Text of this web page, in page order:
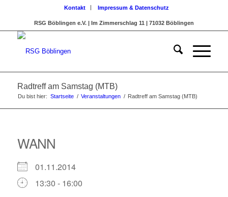
Kontakt Impressum & Datenschutz
RSG Böblingen e.V. | Im Zimmerschlag 11 | 71032 Böblingen
Radtreff am Samstag (MTB)
Du bist hier: Startseite / Veranstaltungen / Radtreff am Samstag (MTB)
WANN
01.11.2014
13:30 - 16:00